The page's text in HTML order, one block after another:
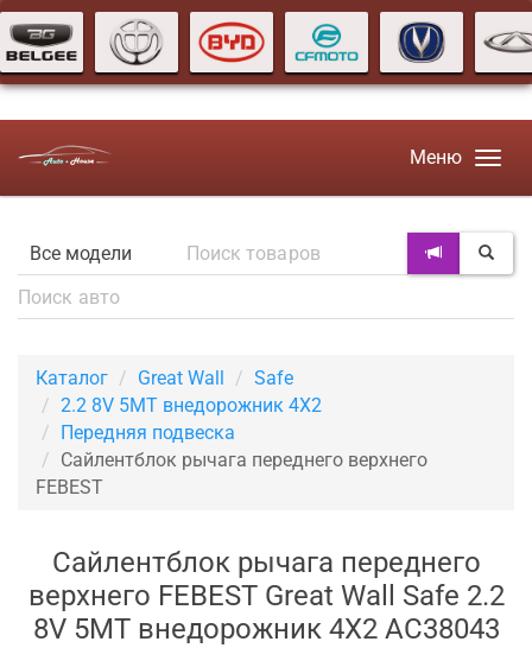
Меню
Каталог Great Wall
Safe
2.2 8V 5MT внедорожник 4X2
Передняя подвеска
Сайлентблок рычага переднего верхнего
FEBEST
Сайлентблок рычага переднего
верхнего FEBEST Great Wall Safe 2.2
8V 5MT внедорожник 4X2 AC38043